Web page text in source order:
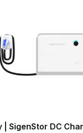
| SigenStor DC